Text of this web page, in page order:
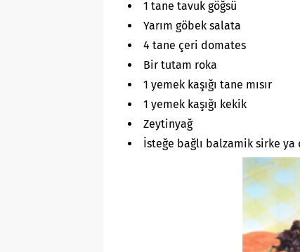
1 tane tavuk göğsü
Yarım göbek salata
4 tane çeri domates
Bir tutam roka
1 yemek kaşığı tane mısır
1 yemek kaşığı kekik
Zeytinyağ
İsteğe bağlı balzamik sirke ya